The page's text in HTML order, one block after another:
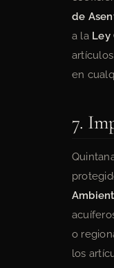
de
a la Ley
en
7.
o
los